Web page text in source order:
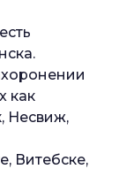
как
Несвиж,
Витебске,